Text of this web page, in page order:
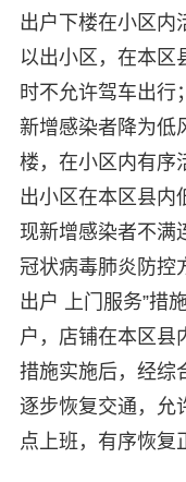
出户下楼在小区内
以出小区，在本区
时不允许驾车出行
新增感染者降为低
楼，在小区内有序
出小区在本区县内
现新增感染者不满
冠状病毒肺炎防控
出户 上门服务”措
户，店铺在本区县
措施实施后，经综
逐步恢复交通，允
点上班，有序恢复